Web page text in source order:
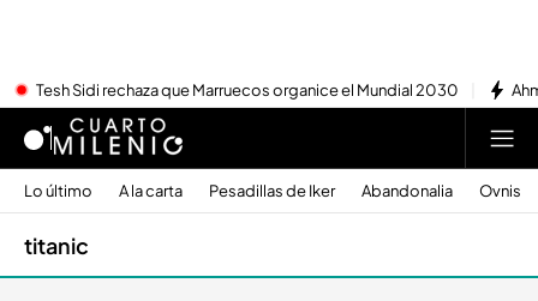
Tesh Sidi rechaza que Marruecos organice el Mundial 2030
Lo último A la carta Pesadillas de Iker Abandonalia Ovnis
titanic